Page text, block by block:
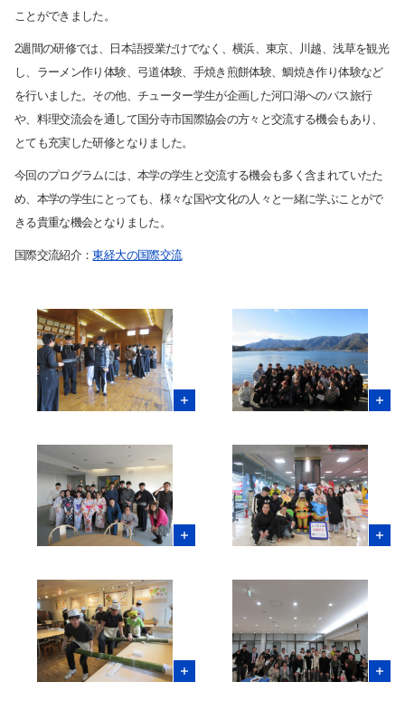
サイト内検索
よく検索されるページ
学部入試情報
ことができました。
2週間の研修では、日本語授業だけでなく、横浜、東京、川越、浅草を観光
し、ラーメン作り体験、弓道体験、手焼き煎餅体験、鯛焼き作り体験など
を行いました。その他、チューター学生が企画した河口湖へのバス旅行
や、料理交流会を通して国分寺市国際協会の方々と交流する機会もあり、
とても充実した研修となりました。
今回のプログラムには、本学の学生と交流する機会も多く含まれていたた
め、本学の学生にとっても、様々な国や文化の人々と一緒に学ぶことがで
きる貴重な機会となりました。
国際交流紹介：東経大の国際交流